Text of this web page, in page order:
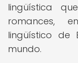
lingüística
romances,
lingüístico de
mundo.